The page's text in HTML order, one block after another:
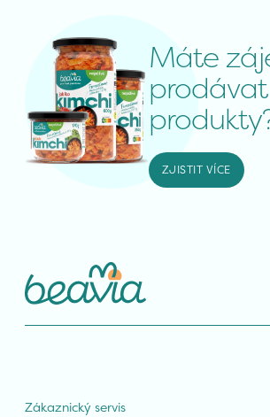
Máte
ZJISTIT VÍCE
Zákaznický servis